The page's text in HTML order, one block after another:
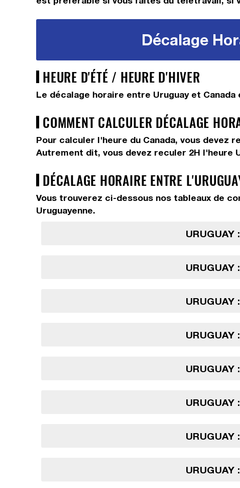
Décalage
HEURE D'ÉTÉ / HEURE D'HIVER
Le décalage horaire entre Uruguay et
COMMENT CALCULER DÉCALAGE
Pour calculer l'heure du Canada, vous devez
Autrement dit, vous devez reculer 2H l'heure
DÉCALAGE HORAIRE ENTRE
Vous trouverez ci-dessous nos tableaux de
Uruguayenne.
URUGUAY
URUGUAY
URUGUAY
URUGUAY
URUGUAY
URUGUAY
URUGUAY
URUGUAY